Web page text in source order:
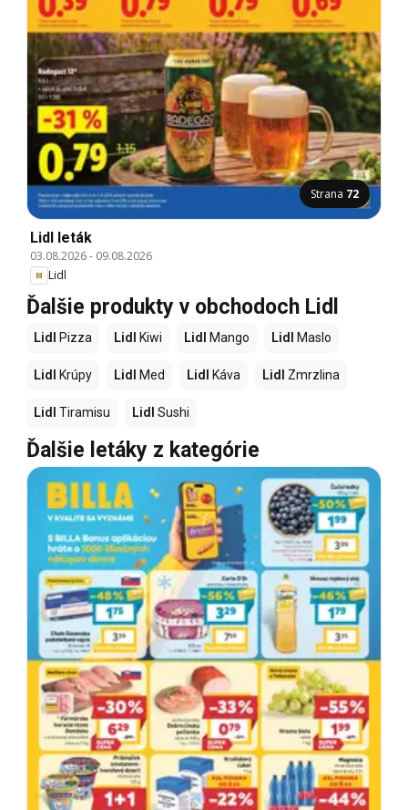
Strana 72
Lidl leták
03.08.2026- 09.08.2026
Lidl
Ďalšie produkty v obchodoch Lidl
Lidl Pizza Lidl Kiwi Lidl Mango Lidl Maslo
Lidl Krúpy Lidl Med Lidl Káva Lidl Zmrzlina
Lidl Tiramisu Lidl Sushi
Ďalšie letáky z kategórie